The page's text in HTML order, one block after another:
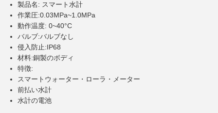
製品名: スマート水計
作業圧:0.03MPa~1.0MPa
動作温度: 0~40°C
バルブ:バルブなし
侵入防止:IP68
材料:銅製のボディ
特徴:
スマートウォーター・ローラ・メーター
前払い水計
水計の電池